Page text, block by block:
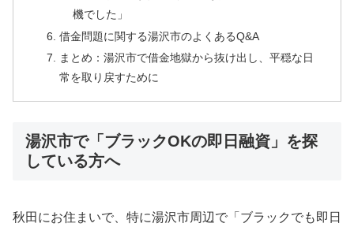
機でした」
借金問題に関する湯沢市のよくあるQ&A
まとめ：湯沢市で借金地獄から抜け出し、平穏な日
常を取り戻すために
湯沢市で「ブラックOKの即日融資」を探
している方へ
秋田にお住まいで、特に湯沢市周辺で「ブラックでも即日